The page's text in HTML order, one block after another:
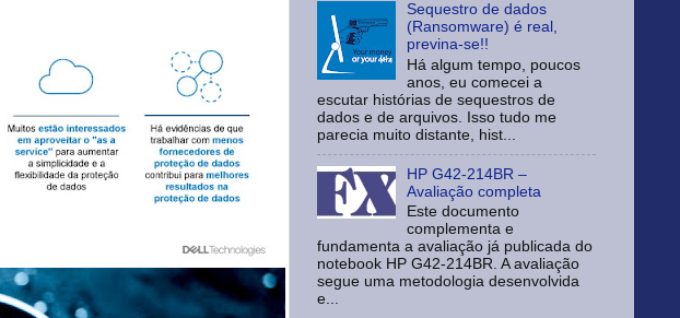
Sequestro de dados
(Ransomware) é real,
previna-se!!
Há algum tempo, poucos
anos, eu comecei a
escutar histórias de sequestros de
dados e de arquivos. Isso tudo me
parecia muito distante, hist...
HP G42-214BR –
Avaliação completa
Este documento
complementa e
fundamenta a avaliação já publicada do
notebook HP G42-214BR. A avaliação
segue uma metodologia desenvolvida
e...